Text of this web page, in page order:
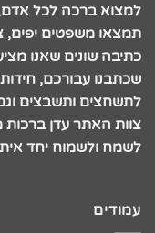
למצוא ברכה לכל אדם,
תמצאו משפטים יפים,
כתיבה שונים שאנו
שכתבנו עבורכם,
לתשחצים ותשבצים
צוות האתר עדן
לשמח ולשמוח יחד
עמודים